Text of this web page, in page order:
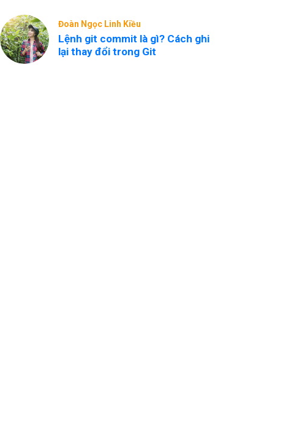
Đoàn Ngọc Linh Kiều
Lệnh git commit là gì? Cách ghi
lại thay đổi trong Git